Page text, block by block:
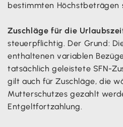
bestimmten Höchstbeträgen
Zuschläge für die
steuerpflichtig. Der Grund:
enthaltenen variablen
tatsächlich geleistete SFN-
gilt auch für Zuschläge, die
Mutterschutzes gezahlt
Entgeltfortzahlung.